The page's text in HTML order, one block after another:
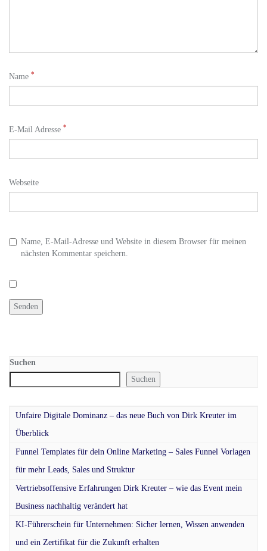
Name *
E-Mail Adresse *
Webseite
Name, E-Mail-Adresse und Website in diesem Browser für meinen
nächsten Kommentar speichern.
Suchen
Suchen
Unfaire Digitale Dominanz – das neue Buch von Dirk Kreuter im
Überblick
Funnel Templates für dein Online Marketing – Sales Funnel Vorlagen
für mehr Leads, Sales und Struktur
Vertriebsoffensive Erfahrungen Dirk Kreuter – wie das Event mein
Business nachhaltig verändert hat
KI-Führerschein für Unternehmen: Sicher lernen, Wissen anwenden
und ein Zertifikat für die Zukunft erhalten